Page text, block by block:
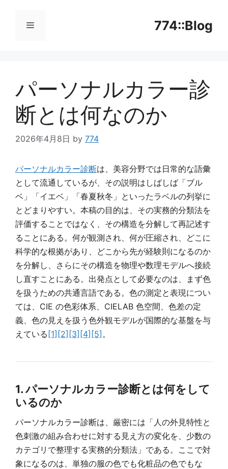
774::Blog
ニ
ュ
パーソナルカラー診
断とは何なのか
2026年4月8日 by 774
パーソナルカラー診断は、美容分野では日常的な語彙
として流通しているが、その説明はしばしば「ブル
ベ」「イエベ」「春夏秋冬」といったラベルの列挙に
とどまりやすい。本稿の目的は、その実務的分類法を
評価することではなく、その構造を分解して再記述す
ることにある。何が観測され、何が圧縮され、どこに
科学的な根拠があり、どこから先が経験則になるのか
を分解し、さらにその構造を物理や数理モデルへ接続
し直すことにある。出発点として必要なのは、まず色
を扱うための共通言語である。色の測定と表現につい
ては、CIE の色彩体系、CIELAB 色空間、色差の定
義、色の見えを扱う色外観モデルが国際的な基盤を与
えている [1] [2] [3] [4] [5] 。
1. パーソナルカラー診断とは何をして
いるのか
パーソナルカラー診断は、厳密には「人の外見特性と
色刺激の組み合わせに対する見え方の変化を、少数の
カテゴリで整理する実務的分類法」である。ここで対
象になるのは、単独の服の色でも化粧品の色でもな